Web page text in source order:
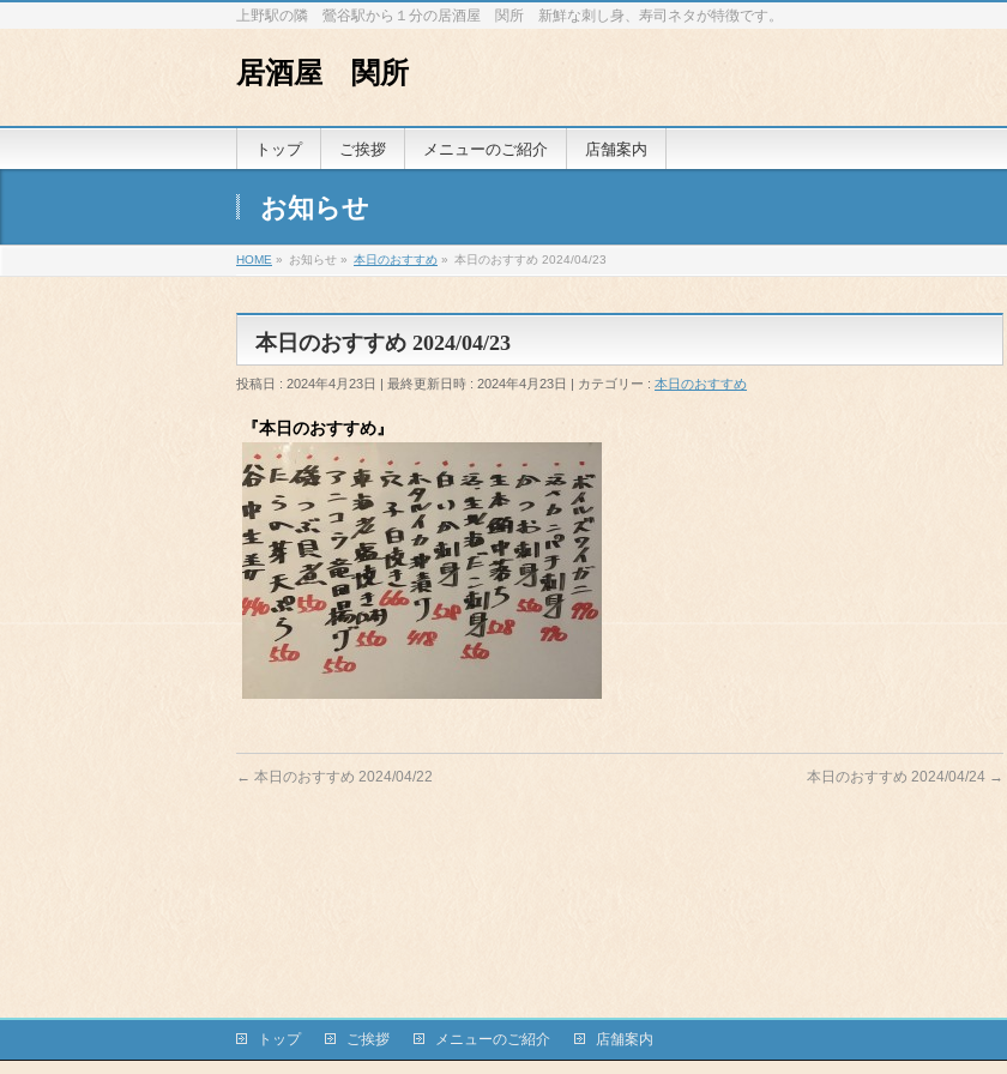
上野駅の隣 鶯谷駅から１分の居酒屋 関所 新鮮な刺し身、寿司ネタが特徴です。
居酒屋 関所
トップ ご挨拶 メニューのご紹介 店舗案内
お知らせ
HOME » お知らせ » 本日のおすすめ » 本日のおすすめ 2024/04/23
本日のおすすめ 2024/04/23
投稿日 : 2024年4月23日 最終更新日時 : 2024年4月23日 カテゴリー : 本日のおすすめ
『本日のおすすめ』
← 本日のおすすめ 2024/04/22 本日のおすすめ 2024/04/24 →
トップ ご挨拶 メニューのご紹介 店舗案内